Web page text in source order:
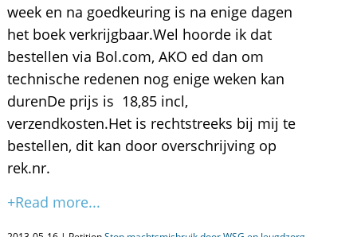
week en na goedkeuring is na enige dagen
het boek verkrijgbaar.Wel hoorde ik dat
bestellen via Bol.com, AKO ed dan om
technische redenen nog enige weken kan
durenDe prijs is  18,85 incl,
verzendkosten.Het is rechtstreeks bij mij te
bestellen, dit kan door overschrijving op
rek.nr.
+Read more...